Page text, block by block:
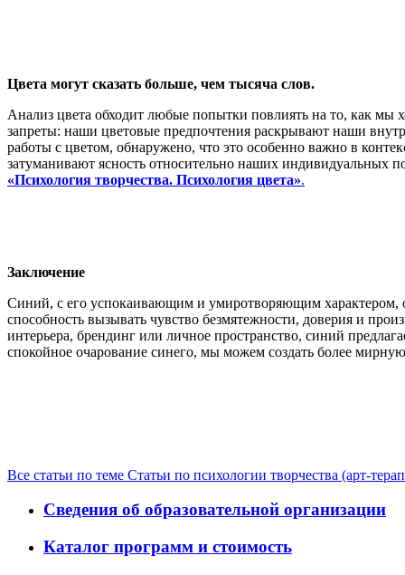
Цвета могут сказать больше, чем тысяча слов.
Анализ цвета обходит любые попытки повлиять на то, как
запреты: наши цветовые предпочтения раскрывают наши
работы с цветом, обнаружено, что это особенно важно в
затуманивают ясность относительно наших индивидуальных
«Психология творчества. Психология цвета».
Заключение
Синий, с его успокаивающим и умиротворяющим характером,
способность вызывать чувство безмятежности, доверия и
интерьера, брендинг или личное пространство, синий
спокойное очарование синего, мы можем создать более
Все статьи по теме Статьи по психологии творчества (арт-
Сведения об образовательной организации
Каталог программ и стоимость